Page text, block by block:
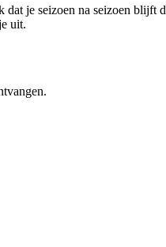
je seizoen na seizoen blijft
uit.